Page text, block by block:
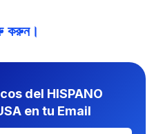
করুন।
del HISPANO
en tu Email